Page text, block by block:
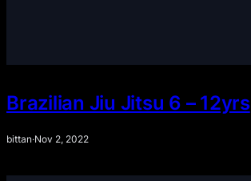
Brazilian Jiu Jitsu 6 – 12yrs
bittan·Nov 2, 2022